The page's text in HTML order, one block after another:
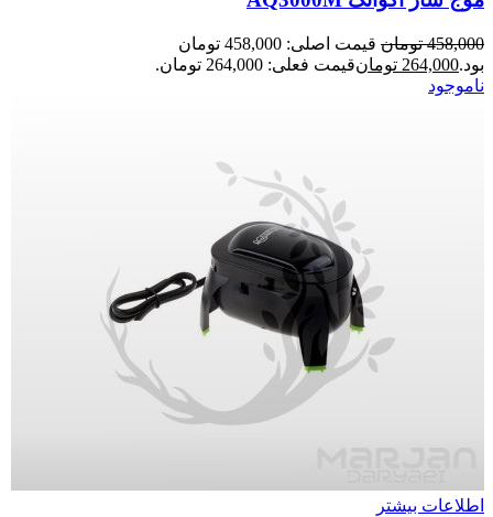
458,000 تومان
قیمت اصلی: 458,000 تومان
بود.264,000 تومانقیمت فعلی: 264,000 تومان.
ناموجود
اطلاعات بیشتر